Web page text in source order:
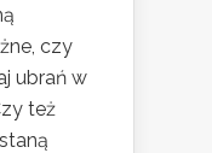
czy
ubrań w
też